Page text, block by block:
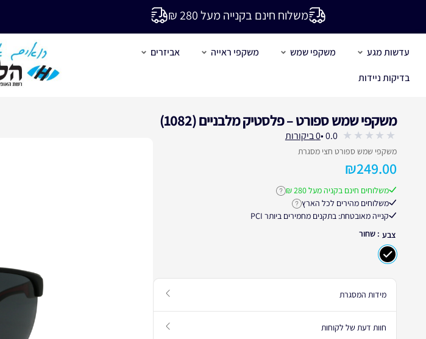
משלוח חינם בקנייה מעל 280 ₪
עדשות מגע משקפי שמש משקפי ראייה
אביזרים
בדיקות ניידות
משקפי שמש ספורט – פלסטיק מלבניים (1082)
out
of
5
0.0 • עבור לחוות דעת הלקוחות
0 ביקורות
משקפי שמש ספורט חצי מסגרת
₪249.00
משלוחים חינם בקניה מעל 280 ₪ לחץ לקבלת פרטים נוספים על משלוחים חינם
משלוחים מהירים לכל הארץלחץ לקבלת פרטים נוספים על זמני אספקה
קנייה מאובטחת: בתקנים מחמירים ביותר PCI
צבע : שחור
עבור למדריך מידות המסגרת
מידות המסגרת
עבור לחוות דעת הלקוחות
חוות דעת של לקוחות